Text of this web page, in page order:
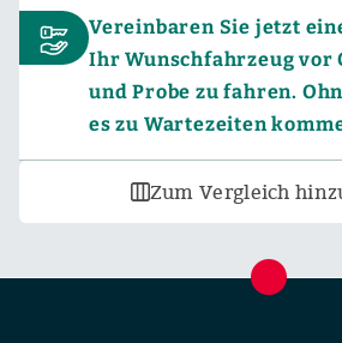
Vereinbaren Sie jetzt
Ihr Wunschfahrzeug vor
und Probe zu fahren.
es zu Wartezeiten
Zum Vergleich